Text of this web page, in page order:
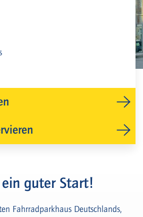
guter Start!
Fahrradparkhaus Deutschlands,